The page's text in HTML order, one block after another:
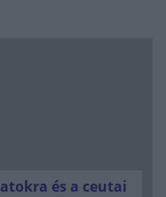
és a ceutai